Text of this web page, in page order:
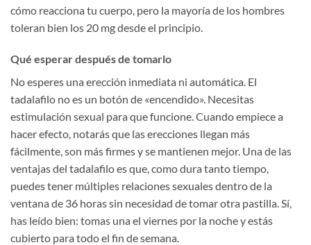
cómo reacciona tu cuerpo, pero la mayoría de los hombres
toleran bien los 20 mg desde el principio.
Qué esperar después de tomarlo
No esperes una erección inmediata ni automática. El
tadalafilo no es un botón de «encendido». Necesitas
estimulación sexual para que funcione. Cuando empiece a
hacer efecto, notarás que las erecciones llegan más
fácilmente, son más firmes y se mantienen mejor. Una de las
ventajas del tadalafilo es que, como dura tanto tiempo,
puedes tener múltiples relaciones sexuales dentro de la
ventana de 36 horas sin necesidad de tomar otra pastilla. Sí,
has leído bien: tomas una el viernes por la noche y estás
cubierto para todo el fin de semana.